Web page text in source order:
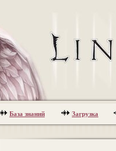
База знаний Загрузка